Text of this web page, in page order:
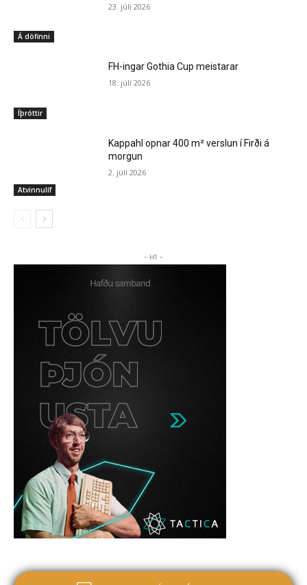
Á döfinni
23. júlí 2026
Íþróttir
FH-ingar Gothia Cup meistarar
18. júlí 2026
Atvinnulíf
Kappahl opnar 400 m² verslun í Firði á
morgun
2. júlí 2026
- H1 -